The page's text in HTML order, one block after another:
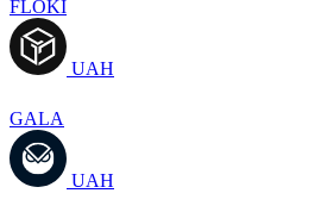
FLOKI
UAH
GALA
UAH